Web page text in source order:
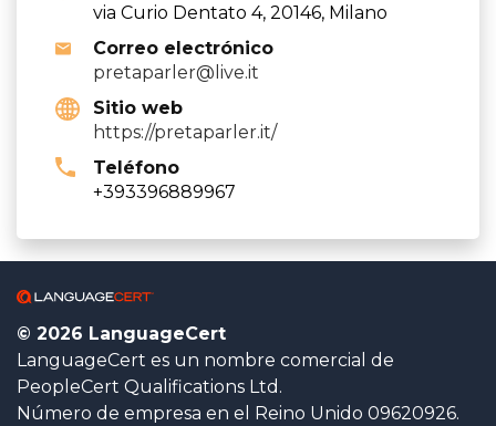
via Curio Dentato 4, 20146, Milano
Correo electrónico
pretaparler@live.it
Sitio web
https://pretaparler.it/
Teléfono
+393396889967
© 2026 LanguageCert
LanguageCert es un nombre comercial de
PeopleCert Qualifications Ltd.
Número de empresa en el Reino Unido 09620926.